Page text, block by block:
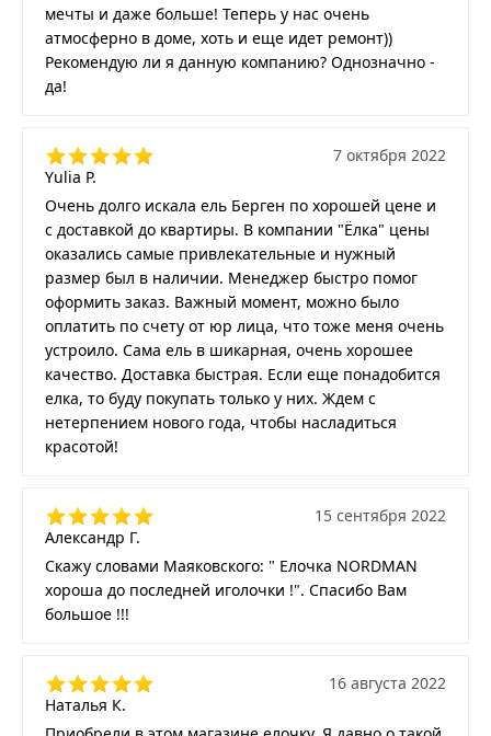
мечты и даже больше! Теперь у нас очень
атмосферно в доме, хоть и еще идет ремонт))
Рекомендую ли я данную компанию? Однозначно -
да!
Yulia P.
7 октября 2022
Очень долго искала ель Берген по хорошей цене и
с доставкой до квартиры. В компании "Ёлка" цены
оказались самые привлекательные и нужный
размер был в наличии. Менеджер быстро помог
оформить заказ. Важный момент, можно было
оплатить по счету от юр лица, что тоже меня очень
устроило. Сама ель в шикарная, очень хорошее
качество. Доставка быстрая. Если еще понадобится
елка, то буду покупать только у них. Ждем с
нетерпением нового года, чтобы насладиться
красотой!
Александр Г.
15 сентября 2022
Скажу словами Маяковского: " Елочка NORDMAN
хороша до последней иголочки !". Спасибо Вам
большое !!!
Наталья К.
16 августа 2022